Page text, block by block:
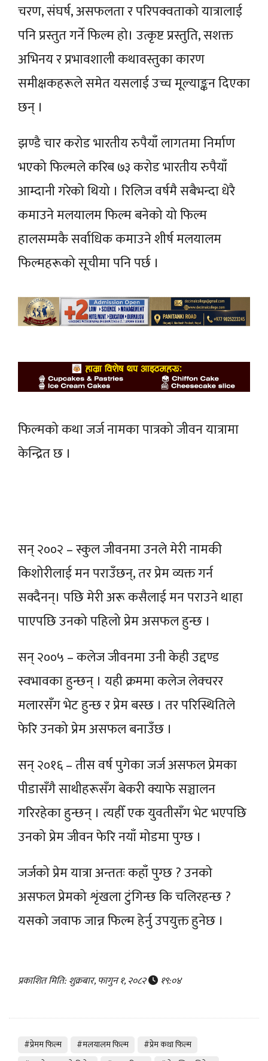
चरण, संघर्ष, असफलता र परिपक्वताको यात्रालाई
पनि प्रस्तुत गर्ने फिल्म हो। उत्कृष्ट प्रस्तुति, सशक्त
अभिनय र प्रभावशाली कथावस्तुका कारण
समीक्षकहरूले समेत यसलाई उच्च मूल्याङ्कन दिएका
छन् ।
झण्डै चार करोड भारतीय रुपैयाँ लागतमा निर्माण
भएको फिल्मले करिब ७३ करोड भारतीय रुपैयाँ
आम्दानी गरेको थियो । रिलिज वर्षमै सबैभन्दा धेरै
कमाउने मलयालम फिल्म बनेको यो फिल्म
हालसम्मकै सर्वाधिक कमाउने शीर्ष मलयालम
फिल्महरूको सूचीमा पनि पर्छ ।
फिल्मको कथा जर्ज नामका पात्रको जीवन यात्रामा
केन्द्रित छ ।
सन् २००२ – स्कुल जीवनमा उनले मेरी नामकी
किशोरीलाई मन पराउँछन्, तर प्रेम व्यक्त गर्न
सक्दैनन्। पछि मेरी अरू कसैलाई मन पराउने थाहा
पाएपछि उनको पहिलो प्रेम असफल हुन्छ ।
सन् २००५ – कलेज जीवनमा उनी केही उद्दण्ड
स्वभावका हुन्छन् । यही क्रममा कलेज लेक्चरर
मलारसँग भेट हुन्छ र प्रेम बस्छ । तर परिस्थितिले
फेरि उनको प्रेम असफल बनाउँछ ।
सन् २०१६ – तीस वर्ष पुगेका जर्ज असफल प्रेमका
पीडासँगै साथीहरूसँग बेकरी क्याफे सञ्चालन
गरिरहेका हुन्छन् । त्यहीँ एक युवतीसँग भेट भएपछि
उनको प्रेम जीवन फेरि नयाँ मोडमा पुग्छ ।
जर्जको प्रेम यात्रा अन्ततः कहाँ पुग्छ ? उनको
असफल प्रेमको शृंखला टुंगिन्छ कि चलिरहन्छ ?
यसको जवाफ जान्न फिल्म हेर्नु उपयुक्त हुनेछ ।
प्रकाशित मिति: शुक्रबार, फागुन १, २०८२ १९:०४
#प्रेमम फिल्म #मलयालम फिल्म
#प्रेम कथा फिल्म